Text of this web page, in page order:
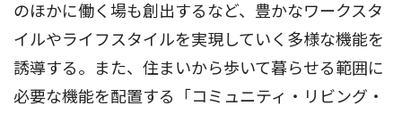
のほかに働く場も創出するなど、豊かなワークスタ
イルやライフスタイルを実現していく多様な機能を
誘導する。また、住まいから歩いて暮らせる範囲に
必要な機能を配置する「コミュニティ・リビング・